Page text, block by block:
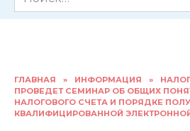
for:
ГЛАВНАЯ » ИНФОРМАЦИЯ »
ПРОВЕДЕТ СЕМИНАР ОБ ОБЩИХ
НАЛОГОВОГО СЧЕТА И ПОРЯДКЕ
КВАЛИФИЦИРОВАННОЙ